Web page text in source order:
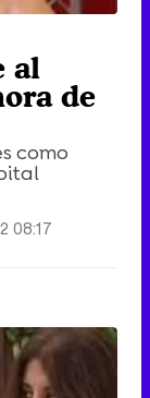
al
de
como
08:17